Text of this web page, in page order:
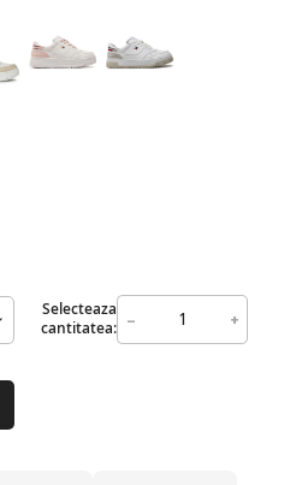
Selecteaza
cantitatea: - +